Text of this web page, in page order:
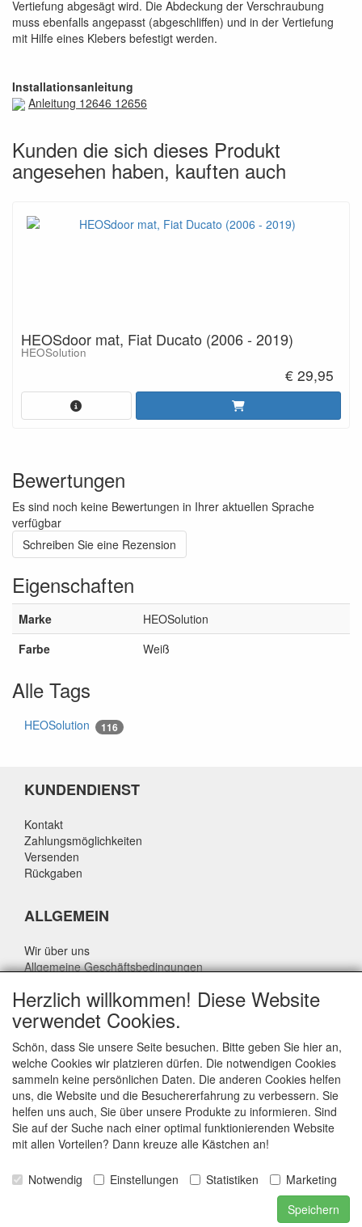
Vertiefung abgesägt wird. Die Abdeckung der Verschraubung
muss ebenfalls angepasst (abgeschliffen) und in der Vertiefung
mit Hilfe eines Klebers befestigt werden.
Installationsanleitung
Anleitung 12646 12656
Kunden die sich dieses Produkt
angesehen haben, kauften auch
HEOSdoor mat, Fiat Ducato (2006 - 2019)
HEOSolution
€ 29,95
Bewertungen
Es sind noch keine Bewertungen in Ihrer aktuellen Sprache
verfügbar
Schreiben Sie eine Rezension
Eigenschaften
Marke
HEOSolution
Farbe
Weiß
Alle Tags
HEOSolution 116
KUNDENDIENST
Kontakt
Zahlungsmöglichkeiten
Versenden
Rückgaben
ALLGEMEIN
Wir über uns
Allgemeine Geschäftsbedingungen
Haftungsausschluss
Über Rik Thijssen
ALLGEMEIN
www.rikthijssenshop.nl
Logistik durch OTOPARTS BV
Herzlich willkommen! Diese Website
verwendet Cookies.
Schön, dass Sie unsere Seite besuchen. Bitte geben Sie hier an,
welche Cookies wir platzieren dürfen. Die notwendigen Cookies
sammeln keine persönlichen Daten. Die anderen Cookies helfen
uns, die Website und die Besuchererfahrung zu verbessern. Sie
helfen uns auch, Sie über unsere Produkte zu informieren. Sind
Sie auf der Suche nach einer optimal funktionierenden Website
mit allen Vorteilen? Dann kreuze alle Kästchen an!
Notwendig Einstellungen Statistiken
Marketing
Speichern